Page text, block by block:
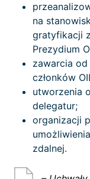
na
gratyfikacji
Prezydium
zawarcia
członków
utworzenia
delegatur;
organizacji
zdalnej.